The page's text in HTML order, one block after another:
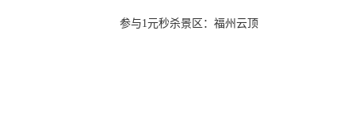
参与1元秒杀景区：福州云顶